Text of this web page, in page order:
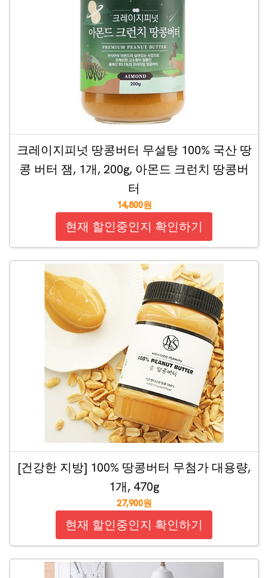
크레이지피넛 땅콩버터 무설탕 100% 국산 땅
콩 버터 잼, 1개, 200g, 아몬드 크런치 땅콩버
터
14,800원
현재 할인중인지 확인하기
[건강한 지방] 100% 땅콩버터 무첨가 대용량,
1개, 470g
27,900원
현재 할인중인지 확인하기